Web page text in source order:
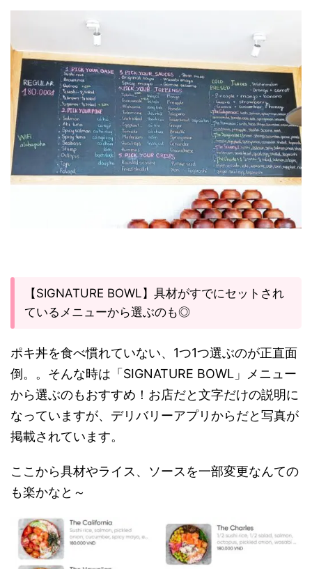
【SIGNATURE BOWL】具材がすでにセットされ
ているメニューから選ぶのも◎
ポキ丼を食べ慣れていない、1つ1つ選ぶのが正直面
倒。。そんな時は「SIGNATURE BOWL」メニュー
から選ぶのもおすすめ！お店だと文字だけの説明に
なっていますが、デリバリーアプリからだと写真が
掲載されています。
ここから具材やライス、ソースを一部変更なんての
も楽かなと～